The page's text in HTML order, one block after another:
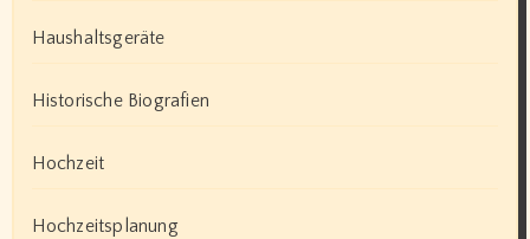
Haushaltsgeräte
Historische Biografien
Hochzeit
Hochzeitsplanung